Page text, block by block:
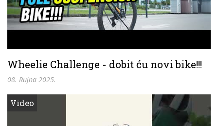
Wheelie Challenge - dobit ću novi bike!!!
08. Rujna 2025.
Video